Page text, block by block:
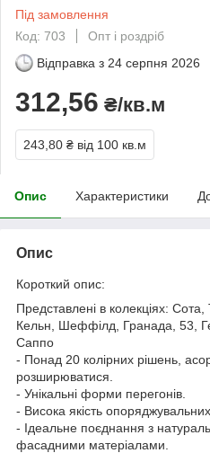
Під замовлення
Код: 703
Опт і роздріб
Відправка з 24 серпня 2026
312,56 ₴/кв.м
243,80 ₴ від 100 кв.м
Опис Характеристики
Опис
Короткий опис:
Представлені в колекціях:
Кельн, Шеффілд, Гранада, 53,
Саппо
- Понад 20 колірних рішень,
розширюватися.
- Унікальні форми перегонів.
- Висока якість опоряджувальних
- Ідеальне поєднання з
фасадними матеріалами.